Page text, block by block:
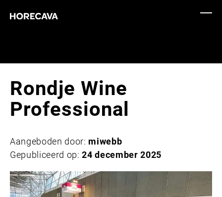
Rondje Wine
Professional
Aangeboden door: miwebb
Gepubliceerd op:24 december 2025